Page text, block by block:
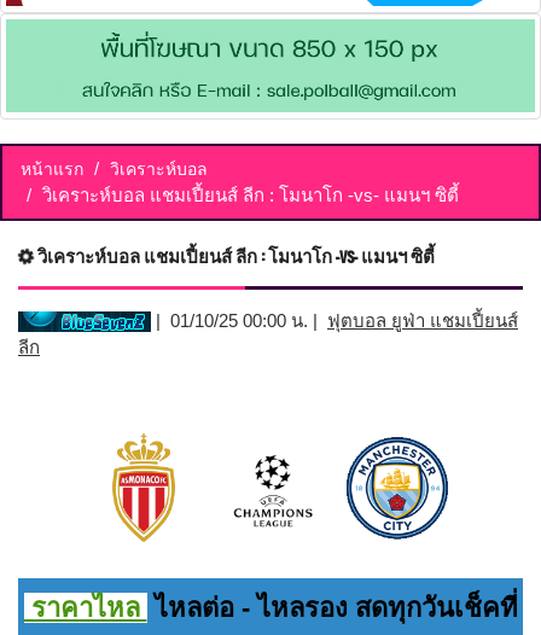
หน้าแรก วิเคราะห์บอล
วิเคราะห์บอล แชมเปี้ยนส์ ลีก : โมนาโก -vs- แมนฯ ซิตี้
วิเคราะห์บอล แชมเปี้ยนส์ ลีก : โมนาโก -vs- แมนฯ ซิตี้
| 01/10/25 00:00 น. | ฟุตบอล ยูฟ่า แชมเปี้ยนส์
ลีก
ราคาไหล ไหลต่อ - ไหลรอง สดทุกวันเช็คที่